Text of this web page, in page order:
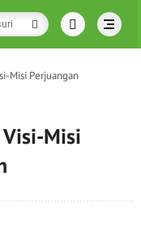
Misi Perjuangan
Misi